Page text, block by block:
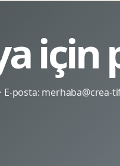
için
E-posta: merhaba@crea-